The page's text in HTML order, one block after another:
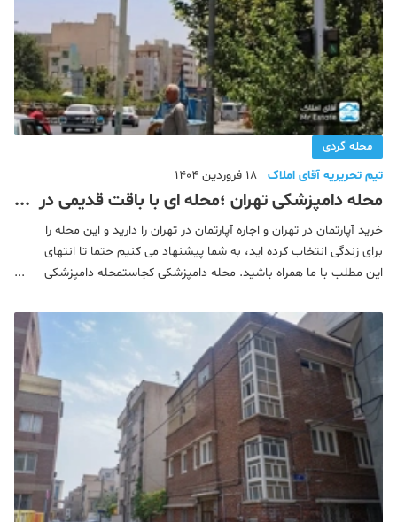
محله گردی
تیم تحریریه آقای املاک 18 فروردین 1404
محله دامپزشکی تهران ؛محله ای با باقت قدیمی در
مرکز شهر
خرید آپارتمان در تهران و اجاره آپارتمان در تهران را دارید و این محله را
برای زندگی انتخاب کرده اید، به شما پیشنهاد می کنیم حتما تا انتهای
این مطلب با ما همراه باشید. محله دامپزشکی کجاستمحله دامپزشکی
دامپزشکی تهرانپارک ها و بوستان های محل